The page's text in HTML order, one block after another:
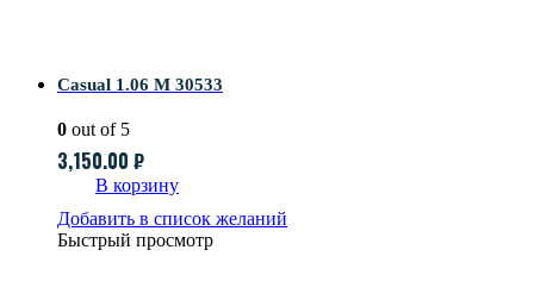
Casual 1.06 M 30533
0 out of 5
3,150.00 ₽
В корзину
Добавить в список желаний
Быстрый просмотр